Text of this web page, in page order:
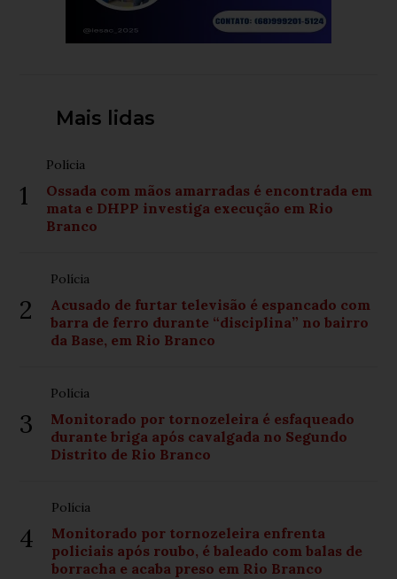
Mais lidas
1
Polícia
Ossada com mãos amarradas é encontrada em
mata e DHPP investiga execução em Rio
Branco
2
Polícia
Acusado de furtar televisão é espancado com
barra de ferro durante “disciplina” no bairro
da Base, em Rio Branco
3
Polícia
Monitorado por tornozeleira é esfaqueado
durante briga após cavalgada no Segundo
Distrito de Rio Branco
4
Polícia
Monitorado por tornozeleira enfrenta
policiais após roubo, é baleado com balas de
borracha e acaba preso em Rio Branco